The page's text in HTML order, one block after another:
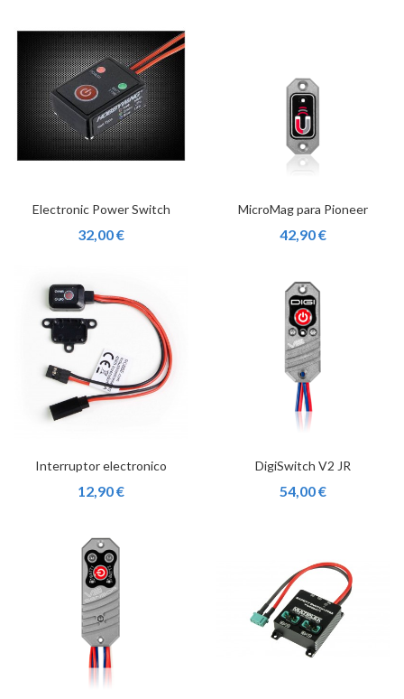
Electronic Power Switch
32,00 €
MicroMag para Pioneer
42,90 €
Interruptor electronico
12,90 €
DigiSwitch V2 JR
54,00 €